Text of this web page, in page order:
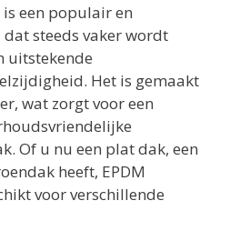
een populair en
steeds vaker wordt
uitstekende
Het is gemaakt
wat zorgt voor een
Of u nu een plat dak, een
heeft, EPDM
voor verschillende